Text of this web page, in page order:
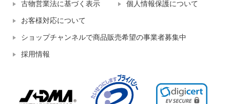
古物営業法に基づく表示 個人情報保護について
お客様対応について
ショップチャンネルで商品販売希望の事業者募集中
採用情報